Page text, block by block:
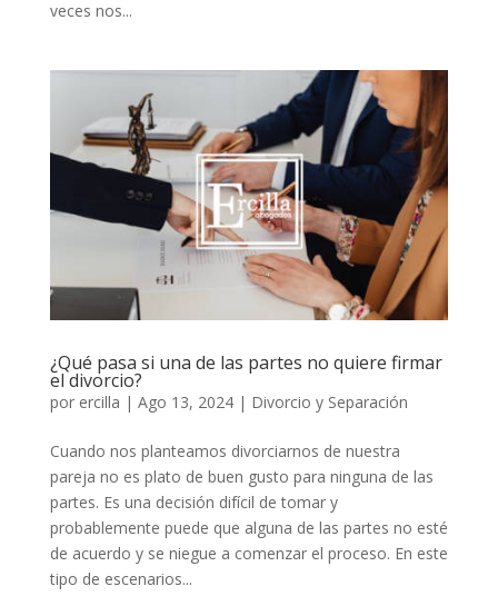
veces nos...
¿Qué pasa si una de las partes no quiere firmar
el divorcio?
por ercilla | Ago 13, 2024| Divorcio y Separación
Cuando nos planteamos divorciarnos de nuestra
pareja no es plato de buen gusto para ninguna de las
partes. Es una decisión difícil de tomar y
probablemente puede que alguna de las partes no esté
de acuerdo y se niegue a comenzar el proceso. En este
tipo de escenarios...